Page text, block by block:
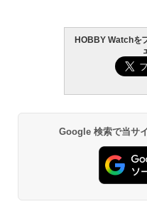
タカ
K ト
ツ
ード
機動
アマ
東京
バッ
小銃
￥
東京
USP
￥
プレ
タミ
先細
モデ
HOBBY Watchを
Google 検索で当サ